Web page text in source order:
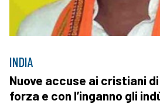
INDIA
Nuove accuse ai cristiani
forza e con l’inganno gli